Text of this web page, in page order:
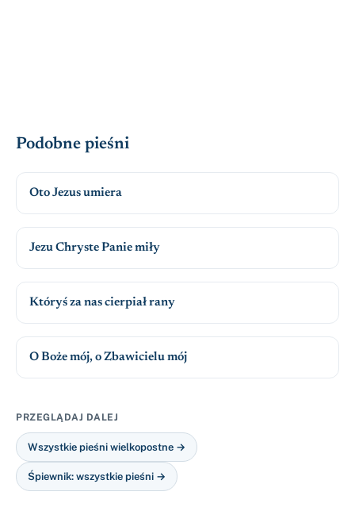
Podobne pieśni
Oto Jezus umiera
Jezu Chryste Panie miły
Któryś za nas cierpiał rany
O Boże mój, o Zbawicielu mój
PRZEGLĄDAJ DALEJ
Wszystkie pieśni wielkopostne →
Śpiewnik: wszystkie pieśni →